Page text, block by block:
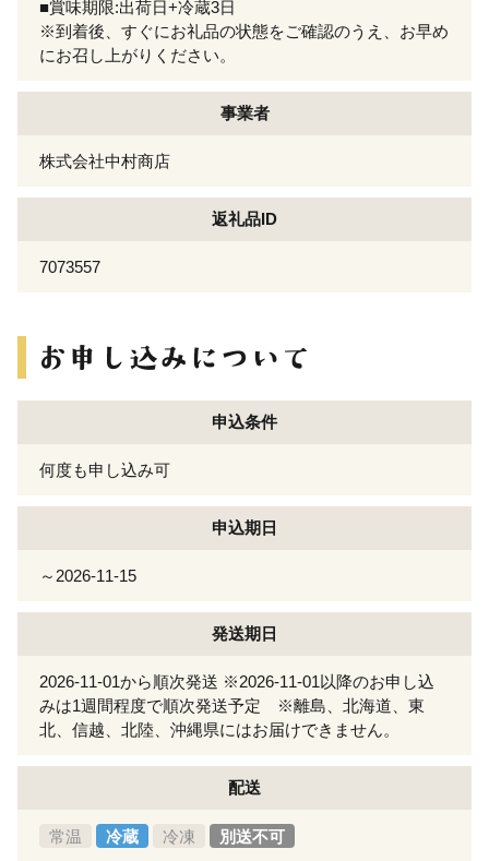
■賞味期限:出荷日+冷蔵3日
※到着後、すぐにお礼品の状態をご確認のうえ、お早め
にお召し上がりください。
事業者
株式会社中村商店
返礼品ID
7073557
申込条件
何度も申し込み可
申込期日
～2026-11-15
発送期日
2026-11-01から順次発送 ※2026-11-01以降のお申し込
みは1週間程度で順次発送予定 ※離島、北海道、東
北、信越、北陸、沖縄県にはお届けできません。
配送
常温 冷蔵 冷凍 別送不可